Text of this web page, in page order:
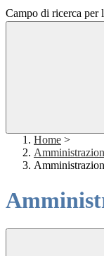
Campo di ricerca per
Home >